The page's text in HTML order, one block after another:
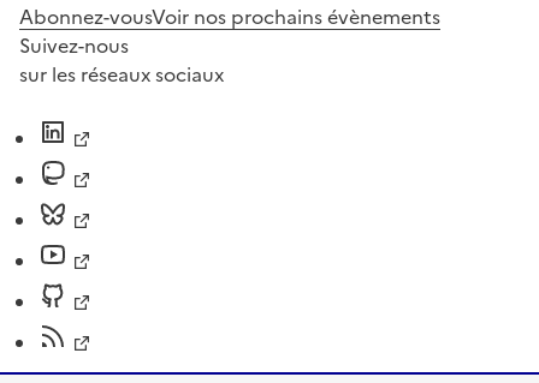
Abonnez-vousVoir nos prochains évènements
Suivez-nous
sur les réseaux sociaux